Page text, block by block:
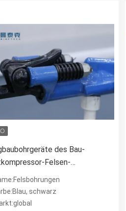
des Bau-
Felsen-
YT27 34-42mm
schwarz